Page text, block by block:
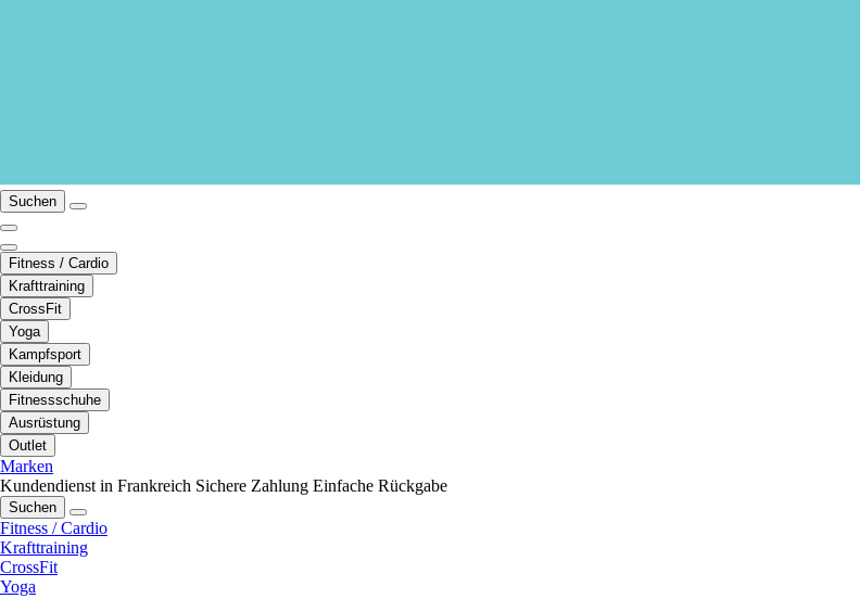
Suchen
Fitness / Cardio
Krafttraining
CrossFit
Yoga
Kampfsport
Kleidung
Fitnessschuhe
Ausrüstung
Outlet
Marken
Kundendienst in Frankreich Sichere Zahlung Einfache Rückgabe
Suchen
Fitness / Cardio
Krafttraining
CrossFit
Yoga